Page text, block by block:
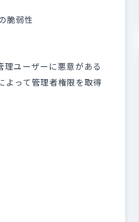
脆弱性
理ユーザーに悪意がある
よって管理者権限を取得